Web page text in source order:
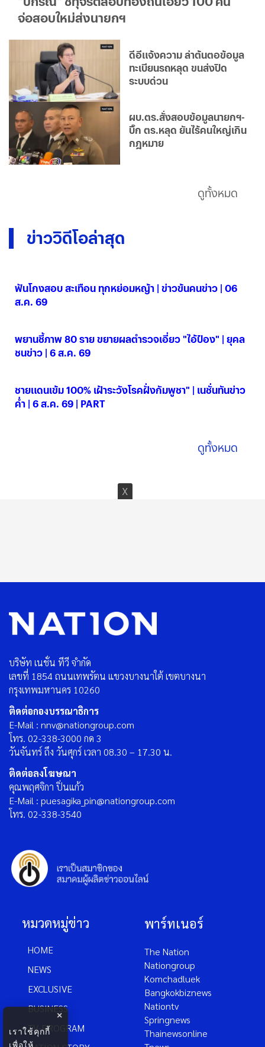
"ปกรณ์" ชี้ทุจริตสอบท้องถิ่นเอี่ยว 100 คน
ดีอีแจ้งความ ล่าต้นตอข้อมูล
ทะเบียนรถหลุด ขนส่งปิด
ผบ.ตร.สั่งสอบข้อมูลนายกฯ-
บิ๊ก ตร.หลุด ยันไร้คนใหญ่เกิน
ข่าววิดีโอล่าสุด
ฟันโกงสอบ สะเทือน ทุกหย่อมหญ้า | ข่าวข้นคนข่าว | 06
06 ส.ค. 2569
พยานชี้ภาพ 80 ราย ขยายผลตำรวจเอี่ยว "ไอ้ป๋อง" | ยุคล
ชายแดนเข้ม 100% เฝ้าระวังโรคฝั่งกัมพูชา" | เนชั่นทันข่าว
บริษัท เนชั่น ทีวี จำกัด
เลขที่ 1854 ถนนเทพรัตน แขวงบางนาใต้ เขตบางนา
กรุงเทพมหานคร 10260
ติดต่อกองบรรณาธิการ
E-Mail : nnv@nationgroup.com
โทร. 02-338-3000 กด 3
วันจันทร์ ถึง วันศุกร์ เวลา 08.30 – 17.30 น.
ติดต่อลงโฆษณา
คุณพฤศจิกา ปิ่นแก้ว
E-Mail : puesagika_pin@nationgroup.com
HOME
NEWS
EXCLUSIVE
BUSINESS
The Nation
Nationgroup
Komchadluek
Bangkokbiznews
Nationtv
Springnews
×
เราใช้คุกกี้